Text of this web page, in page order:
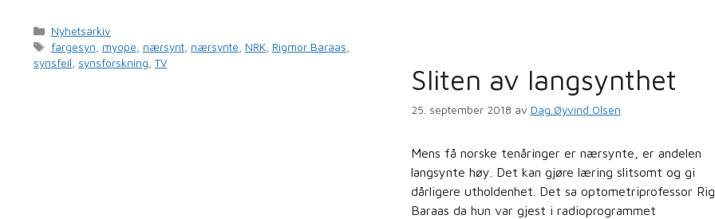
Kategorier
Nyhetsarkiv
Stikkord
fargesyn myope nærsynt, nærsynte NRK, Rigmor Baraas
synsfeil
synsforskning ,TV
Sliten av langsynthet
25. september 2018 av Dag Øyvind Olsen
Mens få norske tenåringer er nærsynte, er andelen
langsynte høy. Det kan gjøre læring slitsomt og gi
dårligere utholdenhet. Det sa optometriprofessor
Baraas da hun var gjest i radioprogrammet